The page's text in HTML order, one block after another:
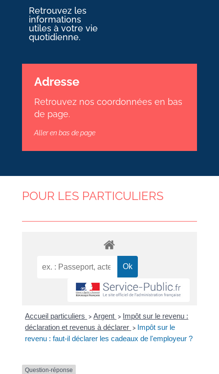
Retrouvez les
informations
utiles à votre vie
quotidienne.
Adresse
Retrouvez nos coordonnées en bas
de page.
Aller en bas de page
POUR LES PARTICULIERS
Accueil particuliers > Argent > Impôt sur le revenu :
déclaration et revenus à déclarer > Impôt sur le
revenu : faut-il déclarer les cadeaux de l'employeur ?
Question-réponse